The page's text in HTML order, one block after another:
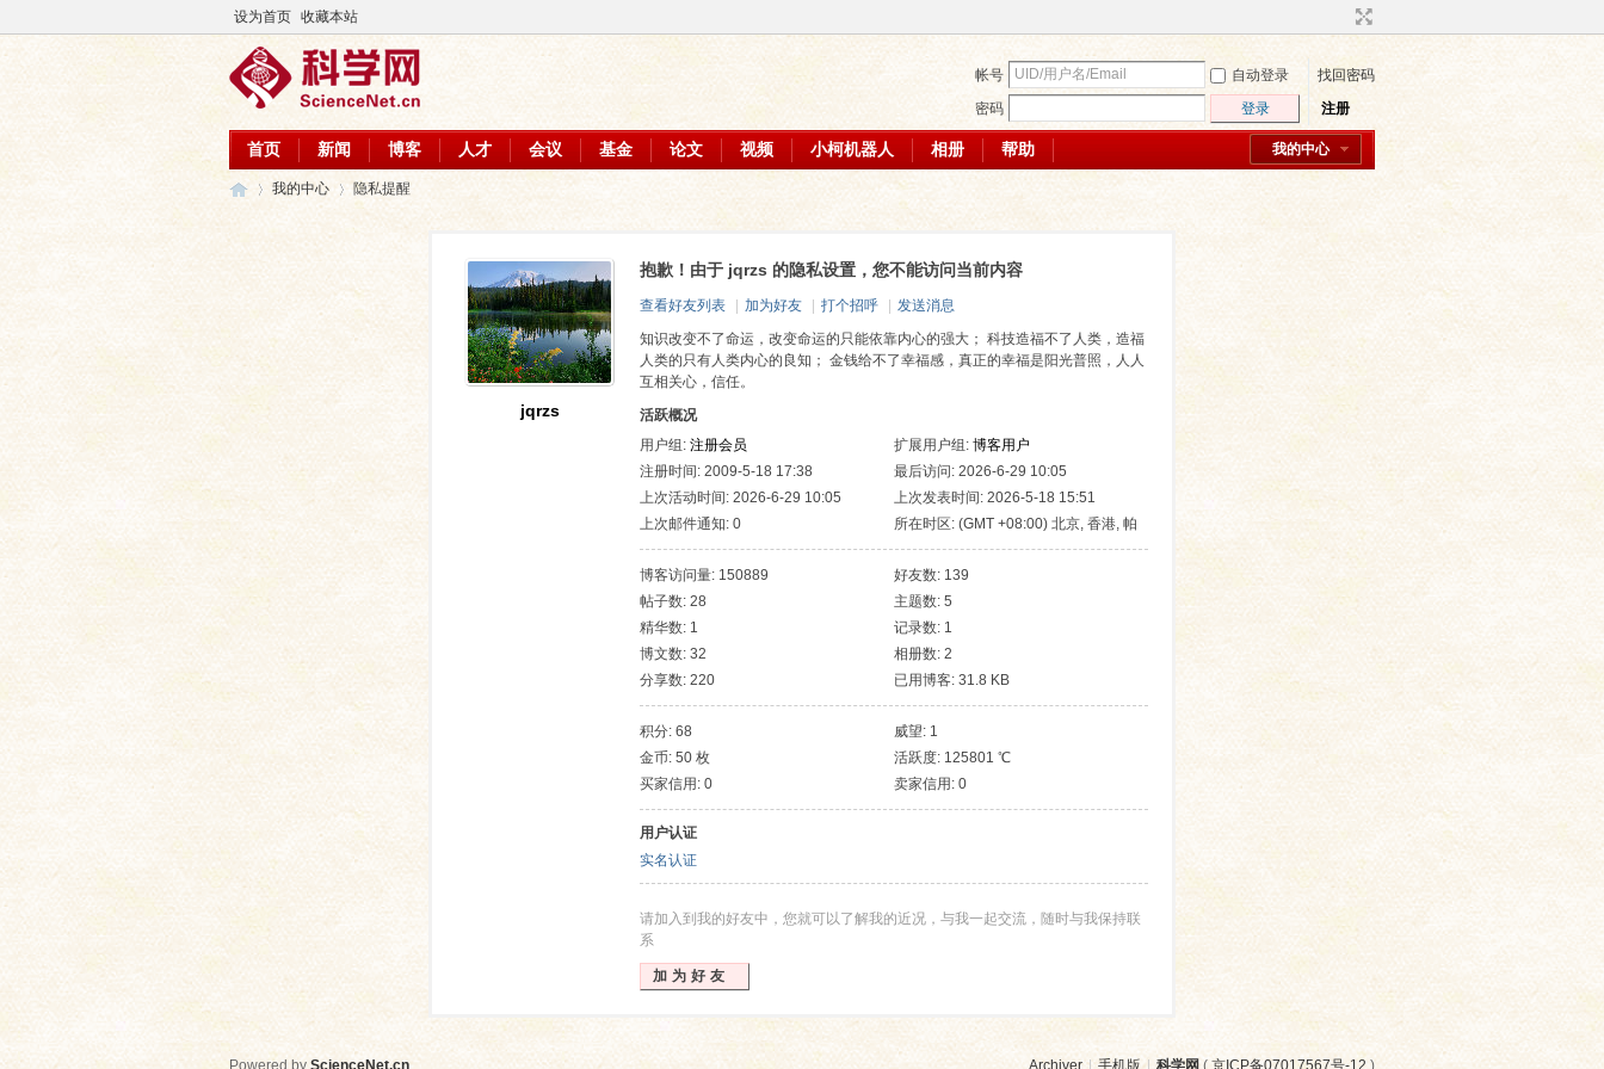
设为首页 收藏本站
帐号 自动登录
找回密码
密码
登录 注册
我的中心
首页 新闻 博客 人才 会议 基金 论文 视频 小柯机器人 相册 帮助
学
›
我的中心 隐私提醒
jqrzs
抱歉！由于 jqrzs 的隐私设置，您不能访问当前内容
查看好友列表 加为好友 打个招呼
发送消息
知识改变不了命运，改变命运的只能依靠内心的强大； 科技造福不了人类，造福
人类的只有人类内心的良知； 金钱给不了幸福感，真正的幸福是阳光普照，人人
互相关心，信任。
活跃概况
用户组: 注册会员 扩展用户组: 博客用户
注册时间: 2009-5-18 17:38
最后访问: 2026-6-29 10:05
上次活动时间: 2026-6-29 10:05
上次发表时间: 2026-5-18 15:51
上次邮件通知: 0
所在时区: (GMT +08:00) 北京, 香港, 帕
斯, 新加坡, 台北
博客访问量: 150889
好友数: 139
帖子数: 28
主题数: 5
精华数: 1
记录数: 1
博文数: 32
相册数: 2
分享数: 220
已用博客: 31.8 KB
积分: 68
威望: 1
金币: 50 枚
活跃度: 125801 ℃
买家信用: 0
卖家信用: 0
用户认证
实名认证
请加入到我的好友中，您就可以了解我的近况，与我一起交流，随时与我保持联
系
加为好友
Archiver | 手机版 科学网( 京ICP备07017567号-12 )
Powered by ScienceNet.cn